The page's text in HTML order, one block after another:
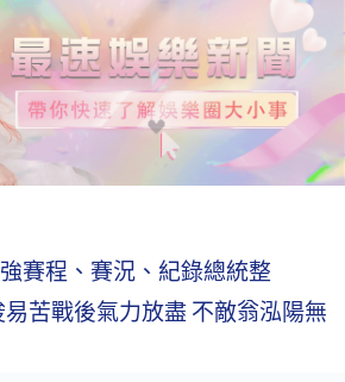
賽程、賽況、紀錄總統整
苦戰後氣力放盡 不敵翁泓陽無